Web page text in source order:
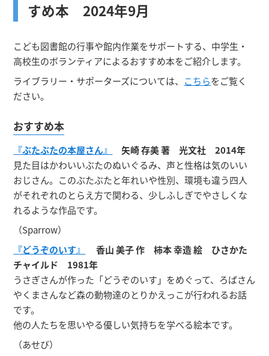
すめ本 2024年9月
こども図書館の行事や館内作業をサポートする、中学生・
高校生のボランティアによるおすすめ本をご紹介します。
ライブラリー・サポーターズについては、 こちらをご覧く
ださい。
おすすめ本
『ぶたぶたの本屋さん』
矢崎 存美 著 光文社 2014年
見た目はかわいいぶたのぬいぐるみ、声と性格は気のいい
おじさん。このぶたぶたと年れいや性別、環境も違う四人
がそれぞれのとらえ方で関わる、少しふしぎでやさしくな
れるような作品です。
（Sparrow）
『どうぞのいす』
香山 美子 作 柿本 幸造 絵 ひさかた
チャイルド 1981年
うさぎさんが作った「どうぞのいす」をめぐって、ろばさん
やくまさんなど森の動物達のとりかえっこが行われるお話
です。
他の人たちを思いやる優しい気持ちを学べる絵本です。
（あせび）